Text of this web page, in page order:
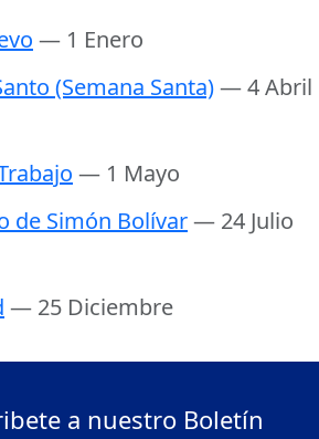
— 1 Enero
(Semana Santa)— 4 Abril
— 1 Mayo
de Simón Bolívar— 24 Julio
— 25 Diciembre
a nuestro Boletín